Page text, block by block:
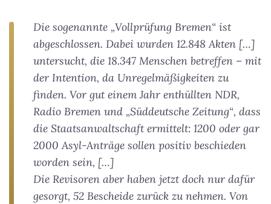
Die sogenannte „Vollprüfung Bremen“ ist
abgeschlossen. Dabei wurden 12.848 Akten […]
untersucht, die 18.347 Menschen betreffen – mit
der Intention, da Unregelmäßigkeiten zu
finden. Vor gut einem Jahr enthüllten NDR,
Radio Bremen und „Süddeutsche Zeitung“, dass
die Staatsanwaltschaft ermittelt: 1200 oder gar
2000 Asyl-Anträge sollen positiv beschieden
worden sein, […]
Die Revisoren aber haben jetzt doch nur dafür
gesorgt, 52 Bescheide zurück zu nehmen. Von